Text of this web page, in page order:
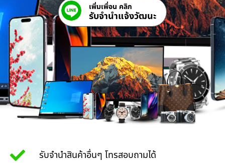
เพิ่มเพื่อน คลิก
รับจํานําแจ้งวัฒนะ
รับจำนำสินค้าอื่นๆ โทรสอบถามได้